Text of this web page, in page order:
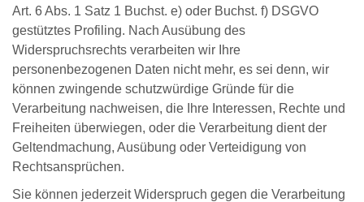
Art. 6 Abs. 1 Satz 1 Buchst. e) oder Buchst. f) DSGVO
gestütztes Profiling. Nach Ausübung des
Widerspruchsrechts verarbeiten wir Ihre
personenbezogenen Daten nicht mehr, es sei denn, wir
können zwingende schutzwürdige Gründe für die
Verarbeitung nachweisen, die Ihre Interessen, Rechte und
Freiheiten überwiegen, oder die Verarbeitung dient der
Geltendmachung, Ausübung oder Verteidigung von
Rechtsansprüchen.
Sie können jederzeit Widerspruch gegen die Verarbeitung